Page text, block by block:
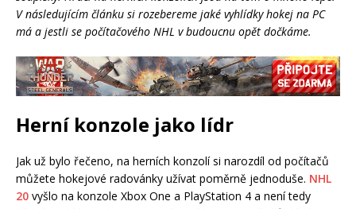
V následujícím článku si rozebereme jaké vyhlídky hokej na PC
má a jestli se počítačového NHL v budoucnu opět dočkáme.
Herní konzole jako lídr
Jak už bylo řečeno, na herních konzolí si narozdíl od počítačů
můžete hokejové radovánky užívat poměrně jednoduše. NHL
20 vyšlo na konzole Xbox One a PlayStation 4 a není tedy